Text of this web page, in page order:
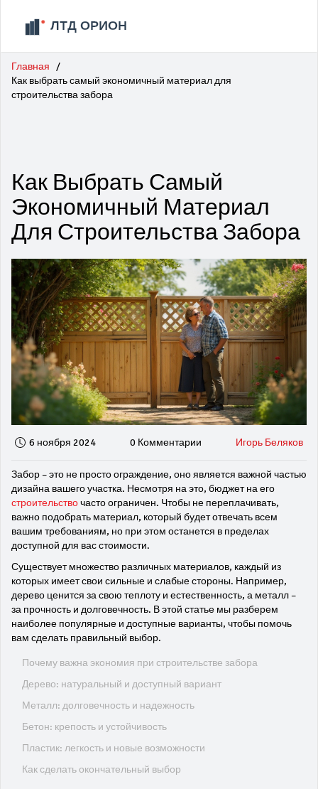
Главная
Как выбрать самый экономичный материал для
строительства забора
Как Выбрать Самый
Экономичный Материал
Для Строительства Забора
6 ноября 2024 0 Комментарии Игорь Беляков
Забор – это не просто ограждение, оно является важной частью
дизайна вашего участка. Несмотря на это, бюджет на его
строительствочасто ограничен. Чтобы не переплачивать,
важно подобрать материал, который будет отвечать всем
вашим требованиям, но при этом останется в пределах
доступной для вас стоимости.
Существует множество различных материалов, каждый из
которых имеет свои сильные и слабые стороны. Например,
дерево ценится за свою теплоту и естественность, а металл –
за прочность и долговечность. В этой статье мы разберем
наиболее популярные и доступные варианты, чтобы помочь
вам сделать правильный выбор.
Почему важна экономия при строительстве забора
Дерево: натуральный и доступный вариант
Металл: долговечность и надежность
Бетон: крепость и устойчивость
Пластик: легкость и новые возможности
Как сделать окончательный выбор